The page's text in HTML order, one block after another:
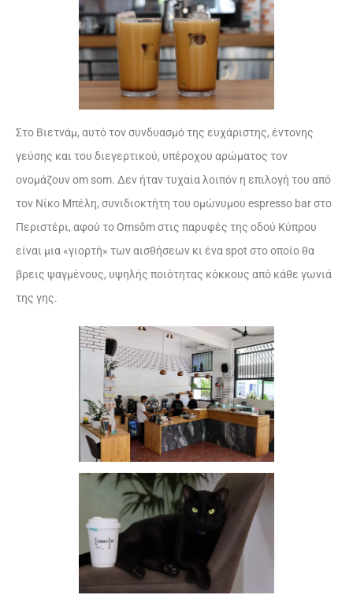
Στο Βιετνάμ, αυτό τον συνδυασμό της ευχάριστης, έντονης
γεύσης και του διεγερτικού, υπέροχου αρώματος τον
ονομάζουν om som. Δεν ήταν τυχαία λοιπόν η επιλογή του από
τον Νίκο Μπέλη, συνιδιοκτήτη του ομώνυμου espresso bar στο
Περιστέρι, αφού το Omsôm στις παρυφές της οδού Κύπρου
είναι μια «γιορτή» των αισθήσεων κι ένα spot στο οποίο θα
βρεις ψαγμένους, υψηλής ποιότητας κόκκους από κάθε γωνιά
της γης.